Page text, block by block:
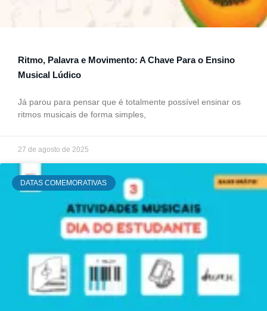
Ritmo, Palavra e Movimento: A Chave Para o Ensino
Musical Lúdico
Já parou para pensar que é totalmente possível ensinar os
ritmos musicais de forma simples,
27 de agosto de 2025
DATAS COMEMORATIVAS